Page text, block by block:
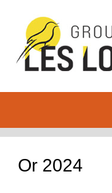
contenu
Or 2024